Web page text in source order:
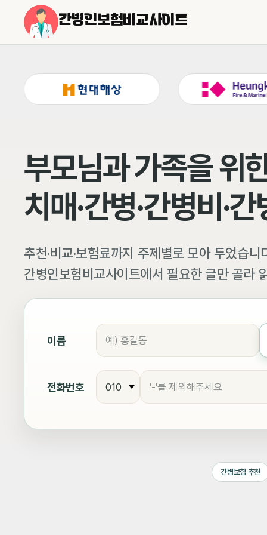
간병인보험비교사이트
부모님과 가족을 위
치매·간병·간병비·
추천·비교·보험료까지 주제별로 모아 두었습니
간병인보험비교사이트에서 필요한 글만 골라
이름
전화번호
간병보험 추천